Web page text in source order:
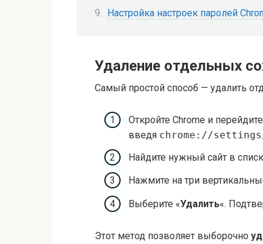
Настройка настроек паролей
Удаление отдельных
Самый простой способ — удалить
Откройте Chrome и
введя chrome://
Найдите нужный сайт в
Нажмите на три
Выберите «Удалить«.
Этот метод позволяет выборочно